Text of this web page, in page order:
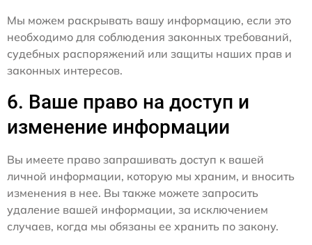
Мы можем раскрывать вашу информацию, если это
необходимо для соблюдения законных требований,
судебных распоряжений или защиты наших прав и
законных интересов.
6. Ваше право на доступ и
изменение информации
Вы имеете право запрашивать доступ к вашей
личной информации, которую мы храним, и вносить
изменения в нее. Вы также можете запросить
удаление вашей информации, за исключением
случаев, когда мы обязаны ее хранить по закону.